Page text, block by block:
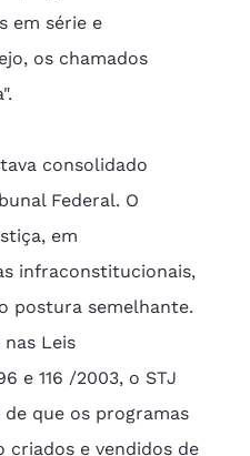
em série e
os chamados
consolidado
Federal. O
em
infraconstitucionais,
postura semelhante.
Leis
e 116 /2003, o STJ
que os programas
criados e vendidos de